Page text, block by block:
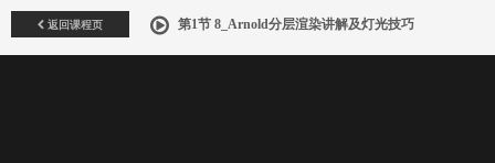
返回课程页 第1节 8_Arnold分层渲染讲解及灯光技巧